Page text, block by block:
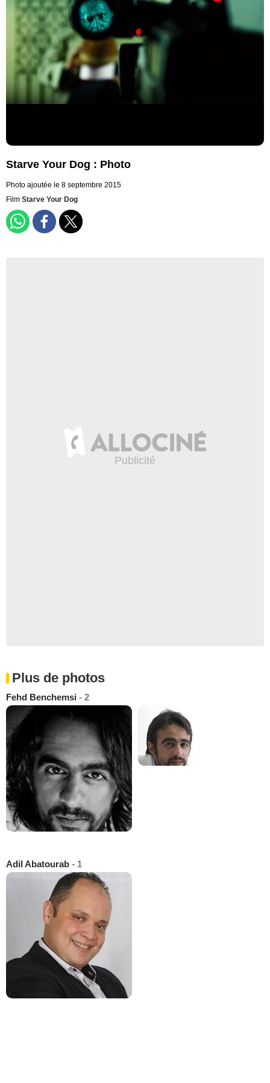
Starve Your Dog : Photo
Photo ajoutée le 8 septembre 2015
Film Starve Your Dog
Plus de photos
Fehd Benchemsi - 2
Adil Abatourab - 1